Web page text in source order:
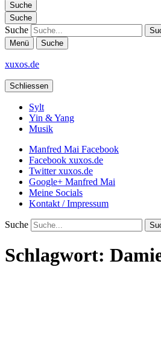
Suche
Suche
Suche
Menü Suche
xuxos.de
Schliessen
Sylt
Yin & Yang
Musik
Manfred Mai Facebook
Facebook xuxos.de
Twitter xuxos.de
Google+ Manfred Mai
Meine Socials
Kontakt / Impressum
Suche
Schlagwort: